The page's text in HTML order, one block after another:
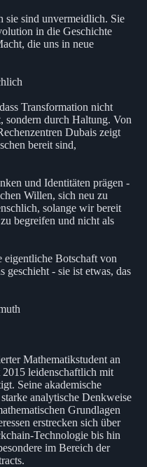
sie sind unvermeidlich. Sie
in die Geschichte
die uns in neue
Transformation nicht
sondern durch Haltung. Von
Dubais zeigt
bereit sind,
und Identitäten prägen -
Willen, sich neu zu
solange wir bereit
begreifen und nicht als
Botschaft von
geschieht - sie ist etwas, das
Mathematikstudent an
leidenschaftlich mit
Seine akademische
analytische Denkweise
Grundlagen
erstrecken sich über
Technologie bis hin
im Bereich der